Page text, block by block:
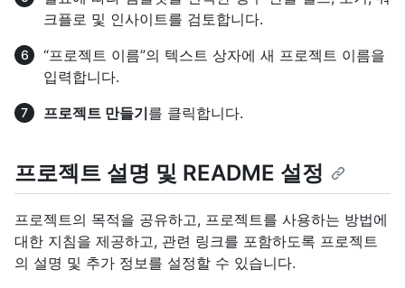
크플로 및 인사이트를 검토합니다.
“프로젝트 이름”의 텍스트 상자에 새 프로젝트 이름을
입력합니다.
프로젝트 만들기를 클릭합니다.
프로젝트 설명 및 README 설정
프로젝트의 목적을 공유하고, 프로젝트를 사용하는 방법에
대한 지침을 제공하고, 관련 링크를 포함하도록 프로젝트
의 설명 및 추가 정보를 설정할 수 있습니다.